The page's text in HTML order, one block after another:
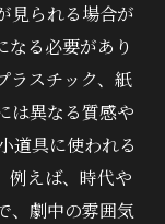
見られる場合が
なる必要があり
ラスチック、紙
は異なる質感や
道具に使われる
例えば、時代や
、劇中の雰囲気